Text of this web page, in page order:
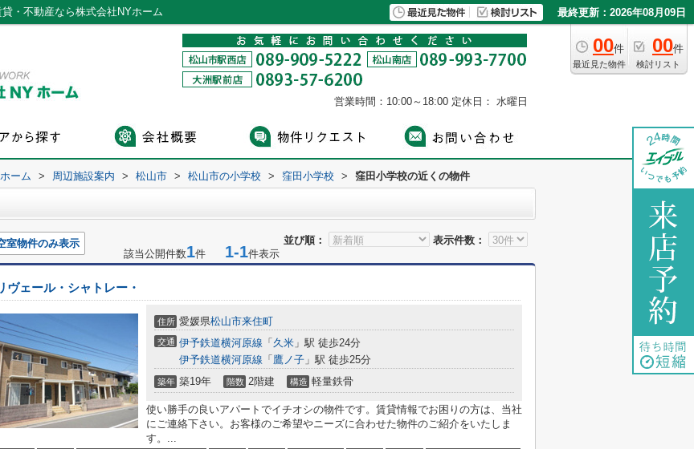
・不動産なら株式会社NYホーム 最終更新：2026年08月09日
00件
最近見た物件
00件
検討リスト
営業時間：10:00～18:00 定休日： 水曜日
ーム > 周辺施設案内 > 松山市 > 松山市の小学校 > 窪田小学校 > 窪田小学校の近くの物件
並び順： 表示件数：
室物件のみ表示
該当公開件数1件 1-1件表示
ヴェール・シャトレー・
住所 愛媛県松山市来住町
交通 伊予鉄道横河原線 「 久米 」駅 徒歩24分
伊予鉄道横河原線 「 鷹ノ子 」駅 徒歩25分
築年 築19年 階数 2階建 構造 軽量鉄骨
使い勝手の良いアパートでイチオシの物件です。賃貸情報でお困りの方は、当社
にご連絡下さい。お客様のご希望やニーズに合わせた物件のご紹介をいたしま
す。...